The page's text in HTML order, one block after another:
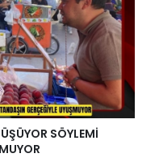
SÖYLEMİ